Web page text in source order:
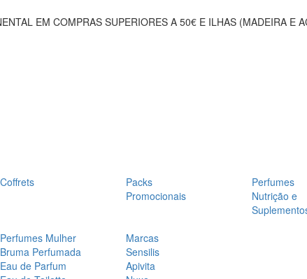
EM COMPRAS SUPERIORES A 50€ E ILHAS (MADEIRA E
Coffrets
Packs
Promocionais
Perfumes
Nutrição e
Perfumes Mulher
Bruma Perfumada
Eau de Parfum
Marcas
Sensilis
Apivita